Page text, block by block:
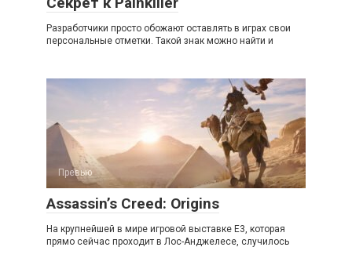
Разработчики просто обожают оставлять в играх свои
персональные отметки. Такой знак можно найти и
Превью
Assassin’s Creed: Origins
На крупнейшей в мире игровой выставке Е3, которая
прямо сейчас проходит в Лос-Анджелесе, случилось